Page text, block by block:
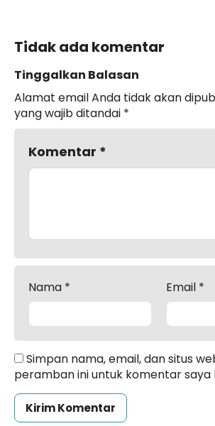
Tidak ada komentar
Tinggalkan Balasan
Alamat email Anda tidak akan
yang wajib ditandai *
Komentar *
Nama * Email *
Simpan nama, email, dan situs
peramban ini untuk komentar saya